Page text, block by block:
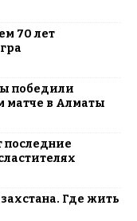
70 лет
победили
матче в Алматы
последние
Где жить